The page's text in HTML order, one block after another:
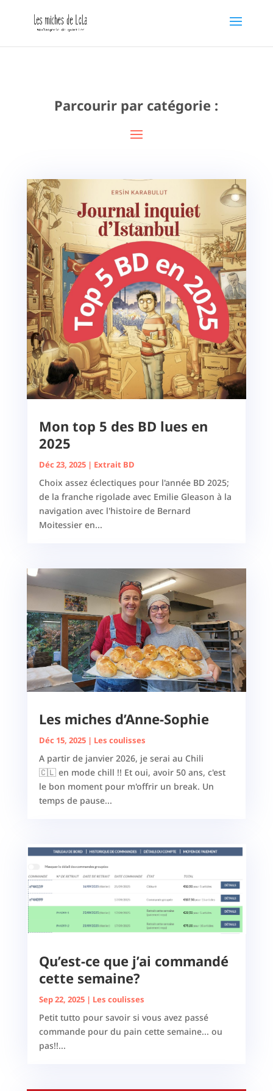
Parcourir par catégorie :
Mon top 5 des BD lues en
2025
Déc 23, 2025| Extrait BD
Choix assez éclectiques pour l'année BD 2025;
de la franche rigolade avec Emilie Gleason à la
navigation avec l'histoire de Bernard
Moitessier en...
Les miches d’Anne-Sophie
Déc 15, 2025| Les coulisses
A partir de janvier 2026, je serai au Chili
🇨🇱 en mode chill !! Et oui, avoir 50 ans, c'est
le bon moment pour m'offrir un break. Un
temps de pause...
Qu’est-ce que j’ai commandé
cette semaine?
Sep 22, 2025| Les coulisses
Petit tutto pour savoir si vous avez passé
commande pour du pain cette semaine... ou
pas!!...